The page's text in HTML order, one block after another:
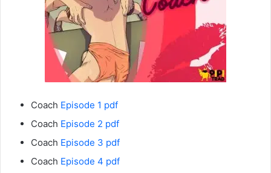
Coach Episode 1 pdf
Coach Episode 2 pdf
Coach Episode 3 pdf
Coach Episode 4 pdf